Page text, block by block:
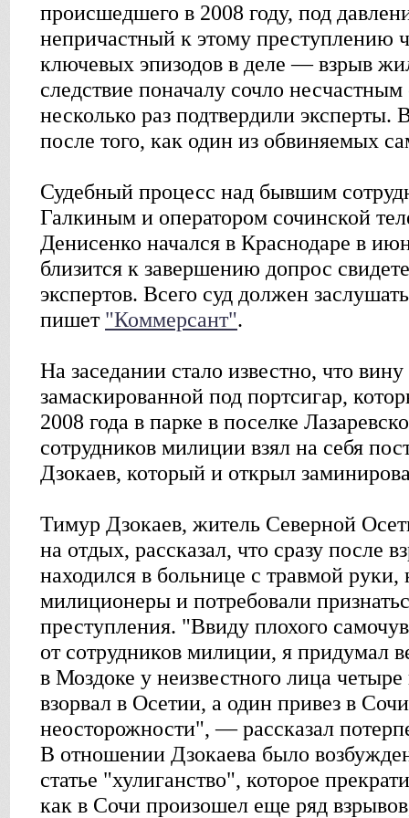
происшедшего в 2008 году, под
непричастный к этому преступлению
ключевых эпизодов в деле — взрыв
следствие поначалу сочло
несколько раз подтвердили эксперты.
после того, как один из обвиняемых
Судебный процесс над бывшим
Галкиным и оператором сочинской
Денисенко начался в Краснодаре в
близится к завершению допрос
экспертов. Всего суд должен
пишет "Коммерсант".
На заседании стало известно, что
замаскированной под портсигар,
2008 года в парке в поселке
сотрудников милиции взял на себя
Дзокаев, который и открыл
Тимур Дзокаев, житель Северной
на отдых, рассказал, что сразу после
находился в больнице с травмой
милиционеры и потребовали
преступления. "Ввиду плохого
от сотрудников милиции, я придумал
в Моздоке у неизвестного лица
взорвал в Осетии, а один привез в
неосторожности", — рассказал
В отношении Дзокаева было
статье "хулиганство", которое
как в Сочи произошел еще ряд